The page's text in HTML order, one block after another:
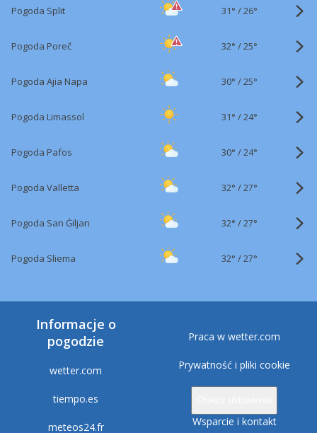
Pogoda Split 31° /26°
Pogoda Poreč 32° /25°
Pogoda Ajia Napa 30° /25°
Pogoda Limassol 31° /24°
Pogoda Pafos 30° /24°
Pogoda Valletta 32° /27°
Pogoda San Ġiljan 32° /27°
Pogoda Sliema 32° /27°
Informacje o
pogodzie
wetter.com
tiempo.es
meteos24.fr
Praca w wetter.com
Prywatność i pliki cookie
Wsparcie i kontakt